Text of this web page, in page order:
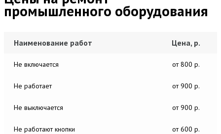
промышленного оборудования
Наименование работ Цена, р.
Не включается от 800 р.
Не работает от 900 р.
Не выключается от 900 р.
Не работают кнопки от 600 р.